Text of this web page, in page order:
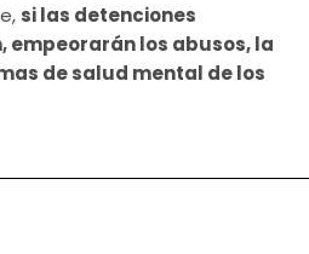
si las detenciones
los abusos, la
de salud mental de los